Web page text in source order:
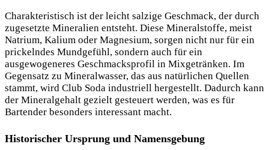
Charakteristisch ist der leicht salzige Geschmack, der durch
zugesetzte Mineralien entsteht. Diese Mineralstoffe, meist
Natrium, Kalium oder Magnesium, sorgen nicht nur für ein
prickelndes Mundgefühl, sondern auch für ein
ausgewogeneres Geschmacksprofil in Mixgetränken. Im
Gegensatz zu Mineralwasser, das aus natürlichen Quellen
stammt, wird Club Soda industriell hergestellt. Dadurch kann
der Mineralgehalt gezielt gesteuert werden, was es für
Bartender besonders interessant macht.
Historischer Ursprung und Namensgebung